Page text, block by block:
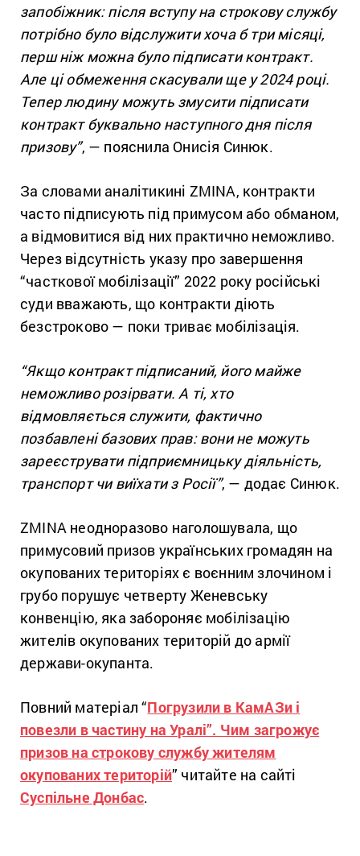
запобіжник: після вступу на строкову службу
потрібно було відслужити хоча б три місяці,
перш ніж можна було підписати контракт.
Але ці обмеження скасували ще у 2024 році.
Тепер людину можуть змусити підписати
контракт буквально наступного дня після
призову”, — пояснила Онисія Синюк.
За словами аналітикині ZMINA, контракти
часто підписують під примусом або обманом,
а відмовитися від них практично неможливо.
Через відсутність указу про завершення
“часткової мобілізації” 2022 року російські
суди вважають, що контракти діють
безстроково — поки триває мобілізація.
“Якщо контракт підписаний, його майже
неможливо розірвати. А ті, хто
відмовляється служити, фактично
позбавлені базових прав: вони не можуть
зареєструвати підприємницьку діяльність,
транспорт чи виїхати з Росії”, — додає Синюк.
ZMINA неодноразово наголошувала, що
примусовий призов українських громадян на
окупованих територіях є воєнним злочином і
грубо порушує четверту Женевську
конвенцію, яка забороняє мобілізацію
жителів окупованих територій до армії
держави-окупанта.
Повний матеріал “Погрузили в КамАЗи і
повезли в частину на Уралі”. Чим загрожує
призов на строкову службу жителям
окупованих територій” читайте на сайті
Суспільне Донбас.